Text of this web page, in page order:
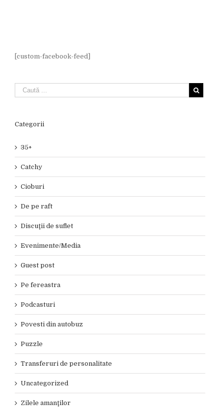
[custom-facebook-feed]
Categorii
35+
Catchy
Cioburi
De pe raft
Discuţii de suflet
Evenimente/Media
Guest post
Pe fereastra
Podcasturi
Povesti din autobuz
Puzzle
Transferuri de personalitate
Uncategorized
Zilele amanţilor